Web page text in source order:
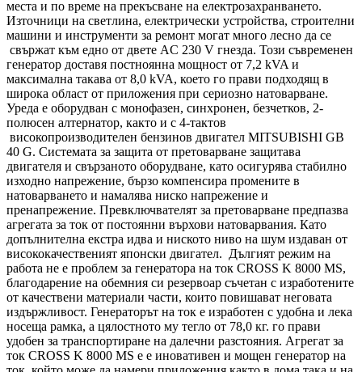
места и по време на прекъсване на електрозахранването.
Източници на светлина, електрически устройства, строителни
машини и инструменти за ремонт могат много лесно да се
свържат към едно от двете AC 230 V гнезда. Този съвременен
генератор доставя постноянна мощност от 7,2 kVA и
максимална такава от 8,0 kVA, което го прави подходящ в
широка област от приложения при сериозно натоварване.
Уреда е оборудван с монофазен, синхронен, безчетков, 2-
полюсен алтернатор, както и с 4-тактов
високопроизводителен бензинов двигател MITSUBISHI GB
40 G. Системата за защита от претоварване защитава
двигателя и свързаното оборудване, като осигурява стабилно
изходно напрежение, бързо компенсира промените в
натоварването и намалява ниско напрежение и
пренапрежение. Превключвателят за претоварване предпазва
агрегата за ток от постоянни върхови натоварвания. Като
допълнителна екстра идва и ниското ниво на шум издаван от
висококачественият японски двигател. Дългият режим на
работа не е проблем за генератора на ток CROSS K 8000 MS,
благодарение на обемния си резервоар съчетан с изработените
от качествени материали части, които повишават неговата
издържливост. Генераторът на ток е изработен с удобна и лека
носеща рамка, а цялостното му тегло от 78,0 кг. го прави
удобен за транспортиране на далечни разстояния. Агрегат за
ток CROSS K 8000 MS е е иновативен и мощен генератор на